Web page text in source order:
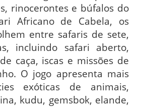
rinocerontes e búfalos do
Africano de Cabela, os
entre safaris de sete,
incluindo safari aberto,
caça, iscas e missões de
O jogo apresenta mais
exóticas de animais,
kudu, gemsbok, elande,